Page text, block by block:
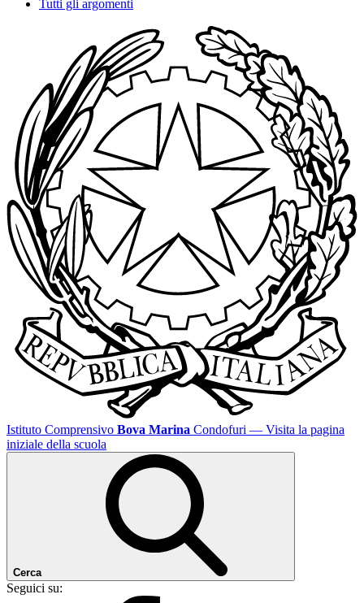
Tutti gli argomenti
Istituto Comprensivo Bova Marina Condofuri — Visita la pagina
iniziale della scuola
Cerca
Seguici su: